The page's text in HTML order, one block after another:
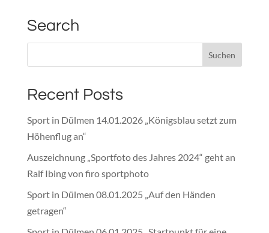
Search
Recent Posts
Sport in Dülmen 14.01.2026 „Königsblau setzt zum
Höhenflug an“
Auszeichnung „Sportfoto des Jahres 2024“ geht an
Ralf Ibing von firo sportphoto
Sport in Dülmen 08.01.2025 „Auf den Händen
getragen“